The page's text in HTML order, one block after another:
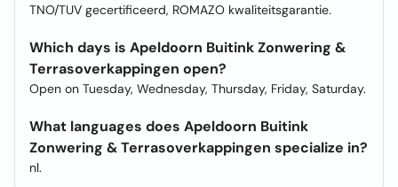
TNO/TUV gecertificeerd, ROMAZO kwaliteitsgarantie.
Which days is Apeldoorn Buitink Zonwering &
Terrasoverkappingen open?
Open on Tuesday, Wednesday, Thursday, Friday, Saturday.
What languages does Apeldoorn Buitink
Zonwering & Terrasoverkappingen specialize in?
nl.